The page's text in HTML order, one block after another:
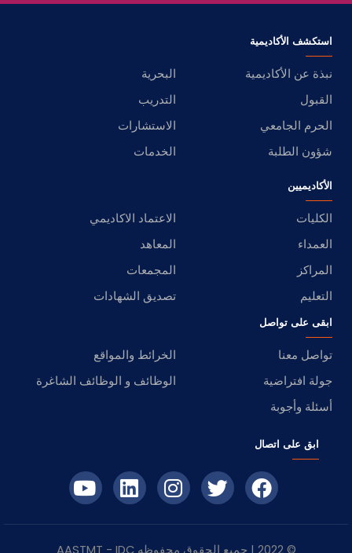
استكشف الأكاديمية
نبذة عن الأكاديمية
البحرية
القبول
التدريب
الحرم الجامعي
الاستشارات
شؤون الطلبة
الخدمات
الأكاديميين
الكليات
الاعتماد الاكاديمي
العمداء
المعاهد
المراكز
المجمعات
التعليم
تصديق الشهادات
ابقى على تواصل
تواصل معنا
الخرائط والمواقع
جولة افتراضية
الوظائف و الوظائف الشاغرة
أسئلة وأجوبة
ابق على اتصال
© 2022 | جميع الحقوق محفوظه IDC
- AASTMT